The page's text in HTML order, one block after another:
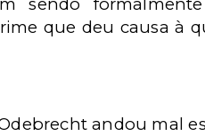
sendo
que deu causa à
andou mal